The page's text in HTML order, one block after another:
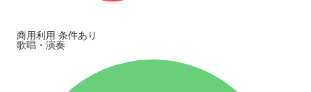
商用利用 条件あり
歌唱・演奏